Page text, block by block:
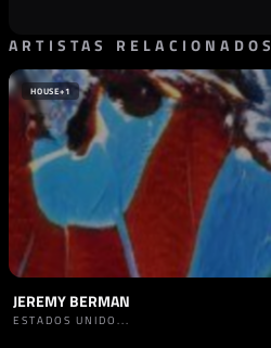
ARTISTAS RELACIONADOS
HOUSE+1
JEREMY BERMAN
ESTADOS UNIDO...